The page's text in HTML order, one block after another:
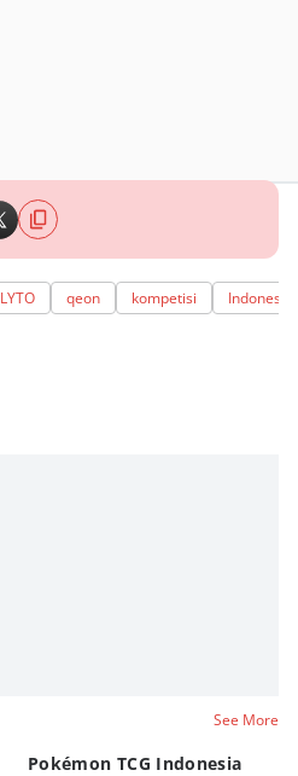
LYTO qeon kompetisi
Indonesia
See More
Pokémon TCG Indonesia